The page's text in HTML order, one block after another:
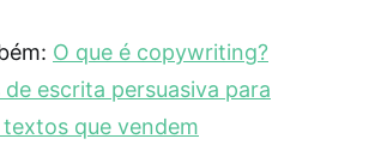
O que é copywriting?
escrita persuasiva para
que vendem